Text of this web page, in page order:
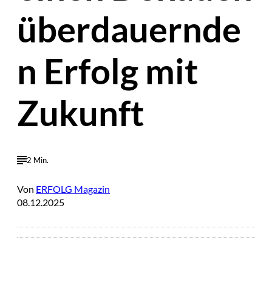
überdauernde
n Erfolg mit
Zukunft
2 Min.
Von ERFOLG Magazin
08.12.2025